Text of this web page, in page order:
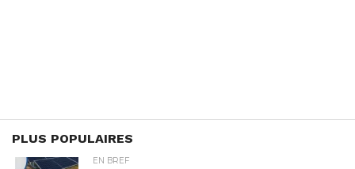
PLUS POPULAIRES
EN BREF